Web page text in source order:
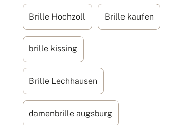
Brille Hochzoll Brille kaufen
brille kissing
Brille Lechhausen
damenbrille augsburg